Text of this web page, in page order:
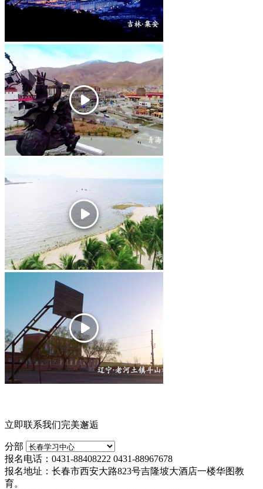
立即联系我们完美邂逅
分部
报名电话：0431-88408222 0431-88967678
报名地址：长春市西安大路823号吉隆坡大酒店一楼华图教
育。